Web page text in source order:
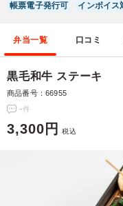
帳票電子発行可
インボイス
弁当一覧 口コミ
黒毛和牛 ステーキ
商品番号：66955
-件
3,300円 税込